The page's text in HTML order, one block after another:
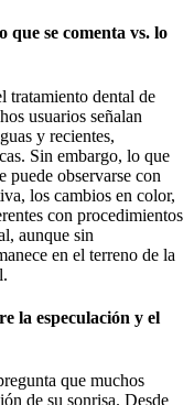
se comenta vs. lo
tratamiento dental de
usuarios señalan
y recientes,
Sin embargo, lo que
puede observarse con
los cambios en color,
con procedimientos
aunque sin
en el terreno de la
la especulación y el
que muchos
de su sonrisa. Desde